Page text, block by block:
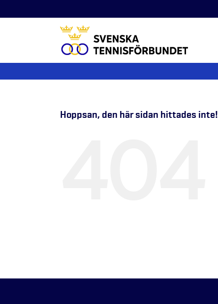
till
Hoppsan, den här sidan hittades inte!